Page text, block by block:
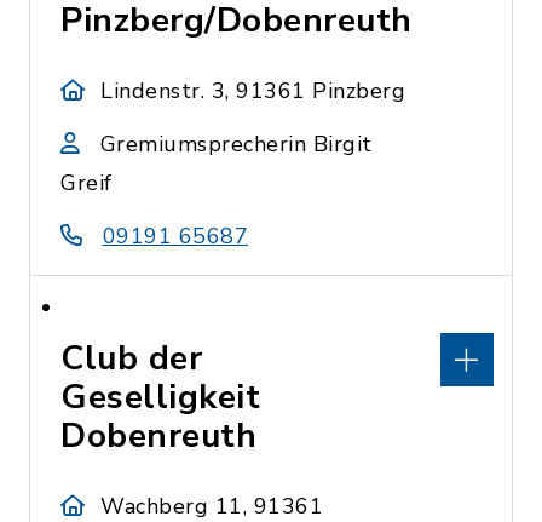
Pinzberg/Dobenreuth
Lindenstr. 3, 91361 Pinzberg
Gremiumsprecherin Birgit
Greif
09191 65687
Club der
Geselligkeit
Dobenreuth
Wachberg 11, 91361